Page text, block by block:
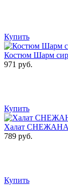
Купить
Костюм Шарм
971 руб.
Купить
Халат СНЕЖАНА
789 руб.
Купить